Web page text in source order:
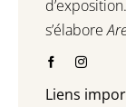
d’exposition.
s’élabore
Liens